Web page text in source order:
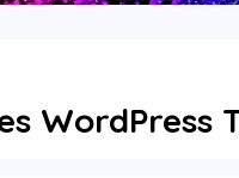
WordPress